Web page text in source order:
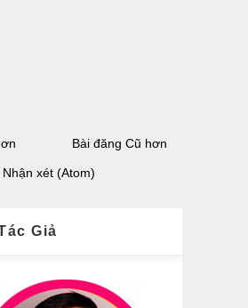
Bài đăng Cũ hơn
xét (Atom)
Giả